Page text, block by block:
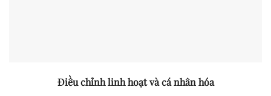
Điều chỉnh linh hoạt và cá nhân hóa